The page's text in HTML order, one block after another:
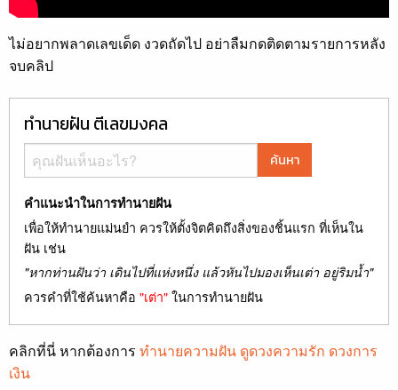
ไม่อยากพลาดเลขเด็ด งวดถัดไป อย่าลืมกดติดตามรายการหลัง
จบคลิป
ทำนายฝัน ตีเลขมงคล
ค้นหา
คำแนะนำในการทำนายฝัน
เพื่อให้ทำนายแม่นยำ ควรให้ตั้งจิตคิดถึงสิ่งของชิ้นแรก ที่เห็นใน
ฝัน เช่น
"หากท่านฝันว่า เดินไปที่แห่งหนึ่ง แล้วหันไปมองเห็นเต่า อยู่ริมน้ำ"
ควรคำที่ใช้ค้นหาคือ "เต่า"ในการทำนายฝัน
คลิกที่นี่ หากต้องการ ทำนายความฝัน ดูดวงความรัก ดวงการ
เงิน